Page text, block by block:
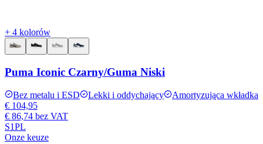
+ 4 kolorów
Puma Iconic Czarny/Guma Niski
Bez metalu i ESD Lekki i oddychający
Amortyzująca wkładka
€ 104,95
€ 86,74 bez VAT
S1PL
Onze keuze